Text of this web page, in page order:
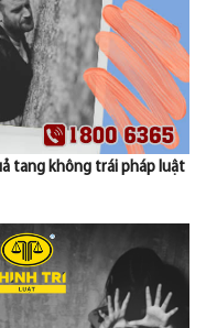
tang không trái pháp luật